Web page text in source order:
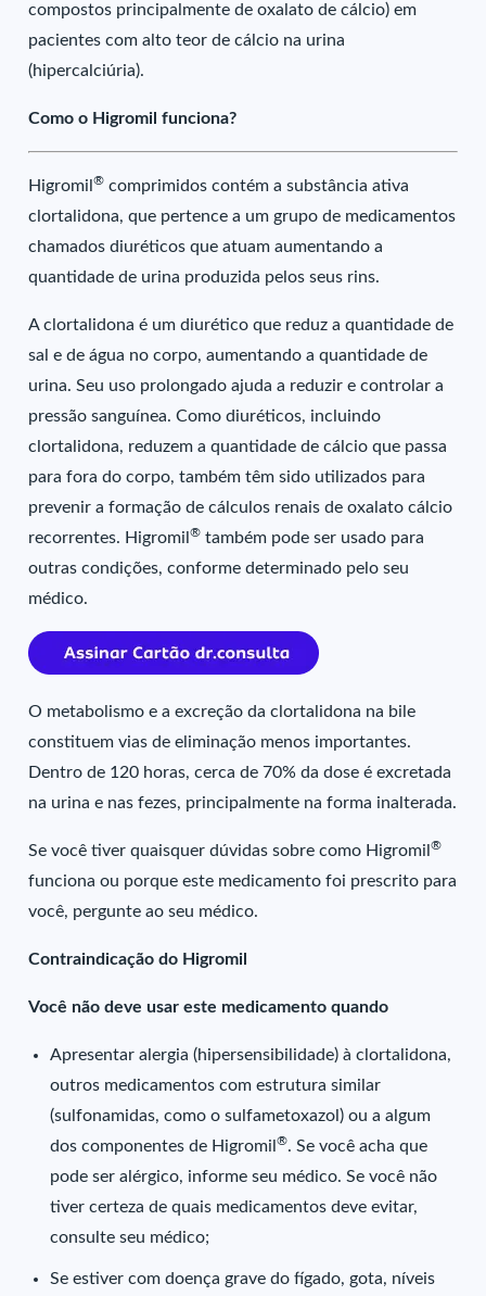
compostos principalmente de oxalato de cálcio) em
pacientes com alto teor de cálcio na urina
(hipercalciúria).
Como o Higromil funciona?
Higromil® comprimidos contém a substância ativa
clortalidona, que pertence a um grupo de medicamentos
chamados diuréticos que atuam aumentando a
quantidade de urina produzida pelos seus rins.
A clortalidona é um diurético que reduz a quantidade de
sal e de água no corpo, aumentando a quantidade de
urina. Seu uso prolongado ajuda a reduzir e controlar a
pressão sanguínea. Como diuréticos, incluindo
clortalidona, reduzem a quantidade de cálcio que passa
para fora do corpo, também têm sido utilizados para
prevenir a formação de cálculos renais de oxalato cálcio
recorrentes. Higromil® também pode ser usado para
outras condições, conforme determinado pelo seu
médico.
O metabolismo e a excreção da clortalidona na bile
constituem vias de eliminação menos importantes.
Dentro de 120 horas, cerca de 70% da dose é excretada
na urina e nas fezes, principalmente na forma inalterada.
Se você tiver quaisquer dúvidas sobre como Higromil®
funciona ou porque este medicamento foi prescrito para
você, pergunte ao seu médico.
Contraindicação do Higromil
Você não deve usar este medicamento quando
Apresentar alergia (hipersensibilidade) à clortalidona,
outros medicamentos com estrutura similar
(sulfonamidas, como o sulfametoxazol) ou a algum
dos componentes de Higromil®. Se você acha que
pode ser alérgico, informe seu médico. Se você não
tiver certeza de quais medicamentos deve evitar,
consulte seu médico;
Se estiver com doença grave do fígado, gota, níveis